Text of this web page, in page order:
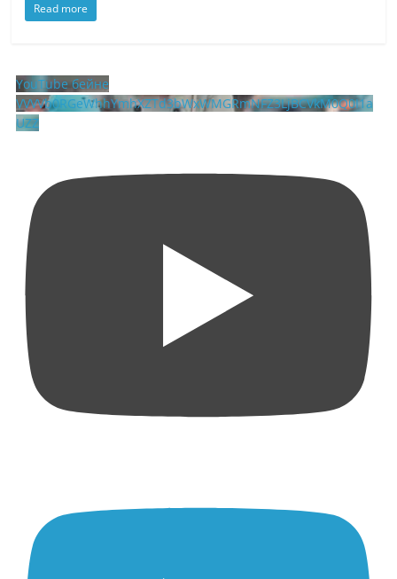
Read more
YouTube бейне
VVVVb0RGeWhhYmhXZTd3bWxWMGRmNFZ3LjBCVkM0Q0I1a
UZZ